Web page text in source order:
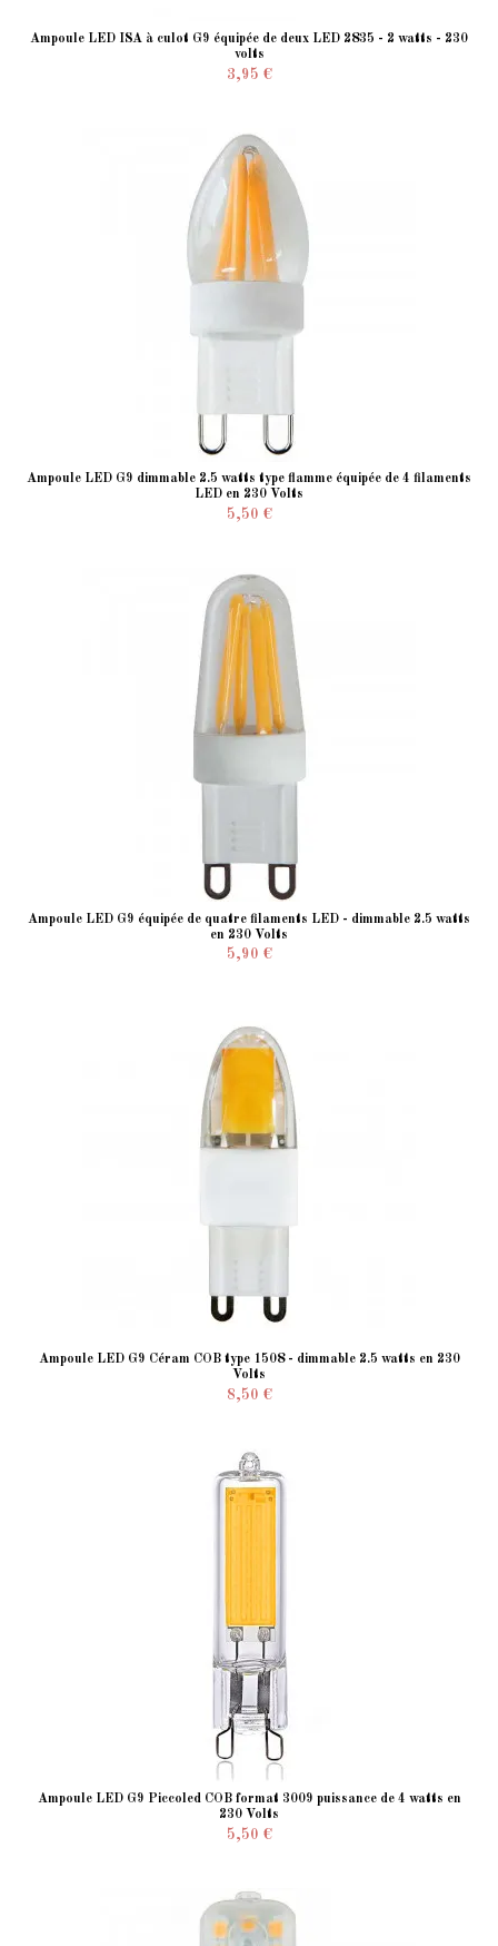
Ampoule LED ISA à culot G9 équipée de deux LED 2835 - 2 watts - 230
volts
3,95 €
Ampoule LED G9 dimmable 2.5 watts type flamme équipée de 4 filaments
LED en 230 Volts
5,50 €
Ampoule LED G9 équipée de quatre filaments LED - dimmable 2.5 watts
en 230 Volts
5,90 €
Ampoule LED G9 Céram COB type 1508 - dimmable 2.5 watts en 230
Volts
8,50 €
Ampoule LED G9 Piccoled COB format 3009 puissance de 4 watts en
230 Volts
5,50 €